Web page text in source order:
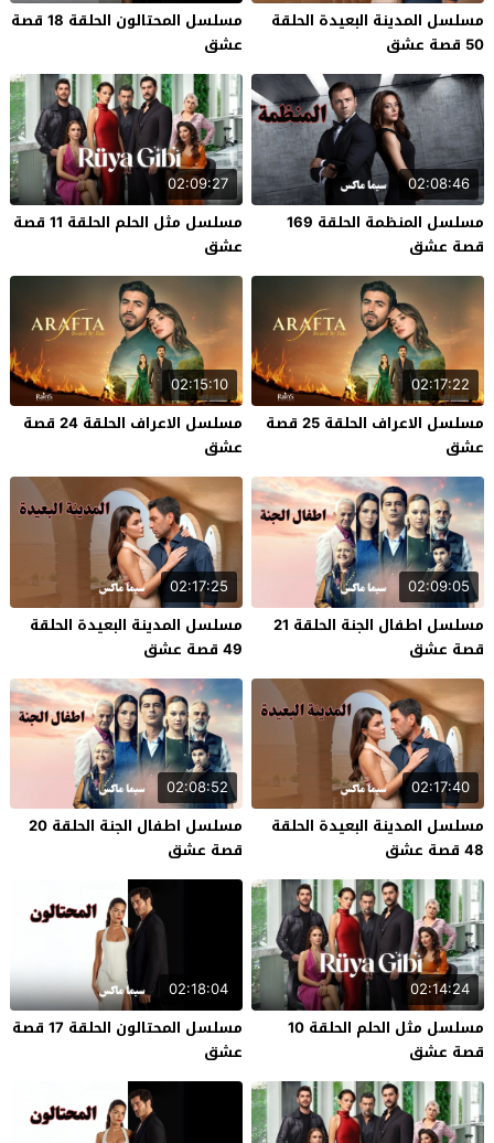
مسلسل المدينة البعيدة الحلقة
50 قصة عشق
مسلسل المحتالون الحلقة 18 قصة
عشق
02:08:46
مسلسل المنظمة الحلقة 169
قصة عشق
02:09:27
مسلسل مثل الحلم الحلقة 11 قصة
عشق
02:17:22
مسلسل الاعراف الحلقة 25 قصة
عشق
02:15:10
مسلسل الاعراف الحلقة 24 قصة
عشق
02:09:05
مسلسل اطفال الجنة الحلقة 21
قصة عشق
02:17:25
مسلسل المدينة البعيدة الحلقة
49 قصة عشق
02:17:40
مسلسل المدينة البعيدة الحلقة
48 قصة عشق
02:08:52
مسلسل اطفال الجنة الحلقة 20
قصة عشق
02:14:24
مسلسل مثل الحلم الحلقة 10
قصة عشق
02:18:04
مسلسل المحتالون الحلقة 17 قصة
عشق